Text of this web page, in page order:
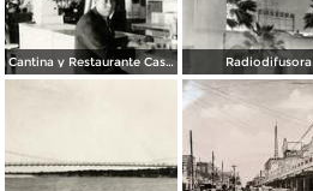
Cantina y Restaurante Casa Blanca Radiodifusora